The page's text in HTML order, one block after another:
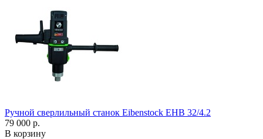
Ручной сверлильный станок Eibenstock EHB 32/4.2
79 000 р.
В корзину